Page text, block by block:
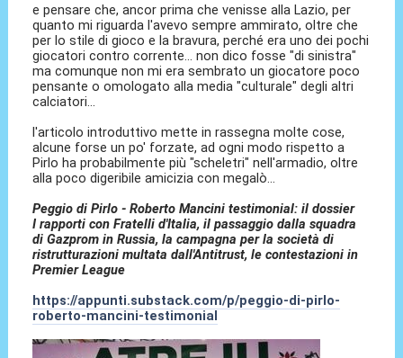
e pensare che, ancor prima che venisse alla Lazio, per
quanto mi riguarda l'avevo sempre ammirato, oltre che
per lo stile di gioco e la bravura, perché era uno dei pochi
giocatori contro corrente... non dico fosse "di sinistra"
ma comunque non mi era sembrato un giocatore poco
pensante o omologato alla media "culturale" degli altri
calciatori...
l'articolo introduttivo mette in rassegna molte cose,
alcune forse un po' forzate, ad ogni modo rispetto a
Pirlo ha probabilmente più "scheletri" nell'armadio, oltre
alla poco digeribile amicizia con megalò...
Peggio di Pirlo - Roberto Mancini testimonial: il dossier
I rapporti con Fratelli d'Italia, il passaggio dalla squadra
di Gazprom in Russia, la campagna per la società di
ristrutturazioni multata dall'Antitrust, le contestazioni in
Premier League
https://appunti.substack.com/p/peggio-di-pirlo-
roberto-mancini-testimonial